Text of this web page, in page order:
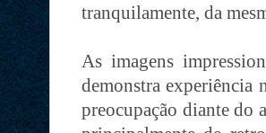
tranquilamente, da
As imagens
demonstra experiência
preocupação diante do